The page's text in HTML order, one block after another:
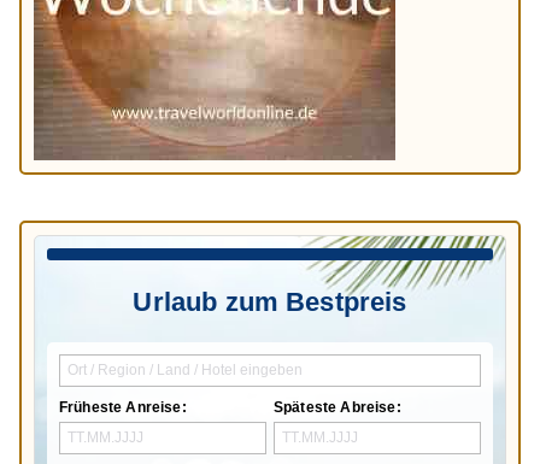
Urlaub zum Bestpreis
Früheste Anreise: Späteste Abreise: